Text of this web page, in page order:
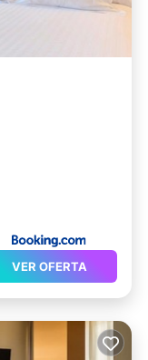
VER OFERTA